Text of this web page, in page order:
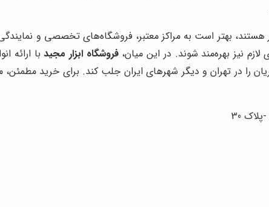
هستند، بهتر است به مراکز معتبر، فروشگاه‌های تخصصی و
نیز بهره‌مند شوند. در این میان،فروشگاه ابزار مجیدبا ارائه
را در تهران و دیگر شهرهای ایران جلب کند. برای خرید